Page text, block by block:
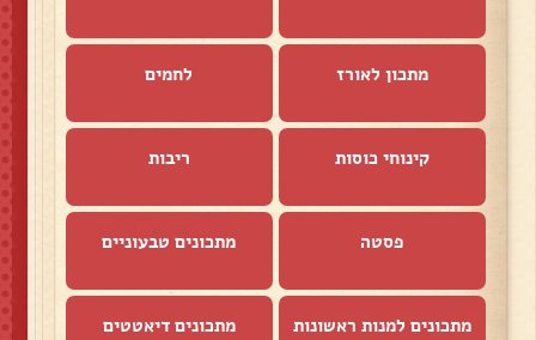
מתכון לאורז לחמים
קינוחי כוסות ריבות
פסטה מתכונים טבעוניים
מתכונים למנות ראשונות מתכונים דיאטטים